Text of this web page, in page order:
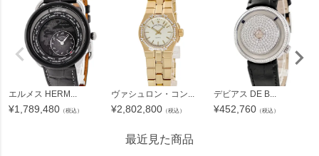
エルメス HERM...
¥1,789,480 （税込）
ヴァシュロン・コン...
¥2,802,800 （税込）
デビアス DE B...
¥452,760 （税込）
最近見た商品